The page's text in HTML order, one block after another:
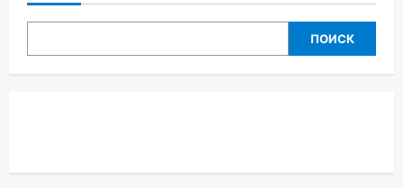
ПОИСК